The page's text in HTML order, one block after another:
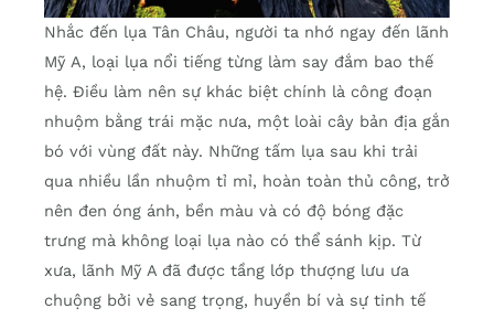
Nhắc đến lụa Tân Châu, người ta nhớ ngay đến lãnh
Mỹ A, loại lụa nổi tiếng từng làm say đắm bao thế
hệ. Điều làm nên sự khác biệt chính là công đoạn
nhuộm bằng trái mặc nưa, một loài cây bản địa gắn
bó với vùng đất này. Những tấm lụa sau khi trải
qua nhiều lần nhuộm tỉ mỉ, hoàn toàn thủ công, trở
nên đen óng ánh, bền màu và có độ bóng đặc
trưng mà không loại lụa nào có thể sánh kịp. Từ
xưa, lãnh Mỹ A đã được tầng lớp thượng lưu ưa
chuộng bởi vẻ sang trọng, huyền bí và sự tinh tế